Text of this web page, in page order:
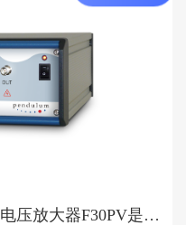
Pendulum可变增益高速线性电压放大器F30PV是一款非常快的通用线性放大器